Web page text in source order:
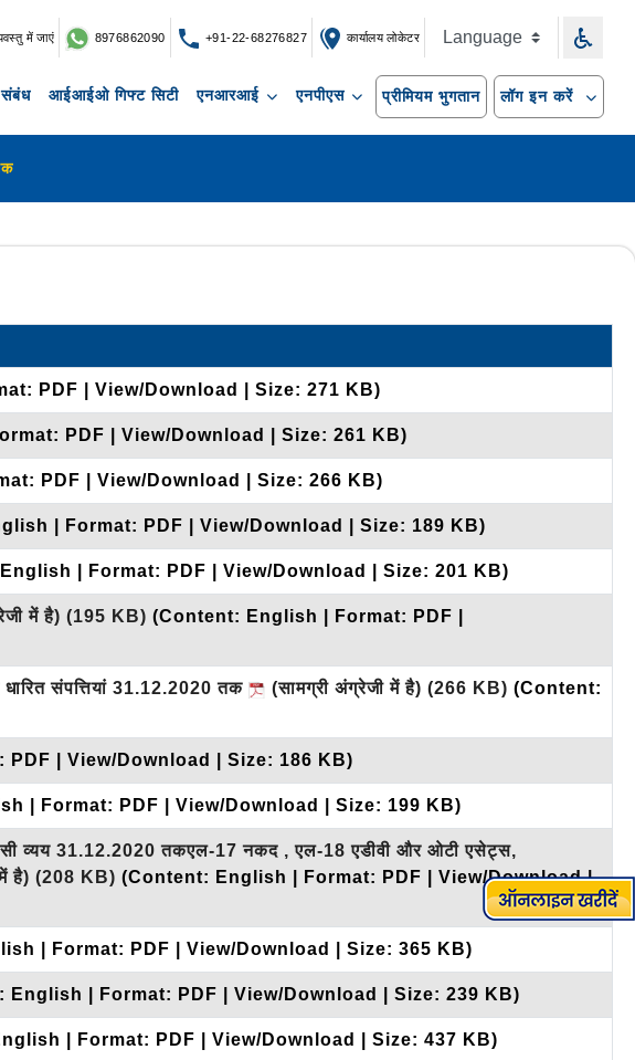
में जाएं 8976862090 +91-22-68276827 कार्यालय लोकेटर
आईआईओ गिफ्ट सिटी एनआरआई एनपीएस प्रीमियम भुगतान लॉग इन करें
PDF | View/Download | Size: 271 KB)
PDF | View/Download | Size: 261 KB)
PDF | View/Download | Size: 266 KB)
| Format: PDF | View/Download | Size: 189 KB)
| Format: PDF | View/Download | Size: 201 KB)
में है) (195 KB) (Content: English | Format: PDF |
संपत्तियां 31.12.2020 तक (सामग्री अंग्रेजी में है) (266 KB) (Content:
| View/Download | Size: 186 KB)
| Format: PDF | View/Download | Size: 199 KB)
व्यय 31.12.2020 तकएल-17 नकद , एल-18 एडीवी और ओटी एसेट्स,
है) (208 KB) (Content: English | Format: PDF | View/Download |
| Format: PDF | View/Download | Size: 365 KB)
English | Format: PDF | View/Download | Size: 239 KB)
| Format: PDF | View/Download | Size: 437 KB)